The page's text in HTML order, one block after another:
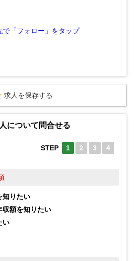
で「フォロー」をタップ
求人を保存する
について問合せる
STEP 1 2 3 4
知りたい
収額を知りたい
い